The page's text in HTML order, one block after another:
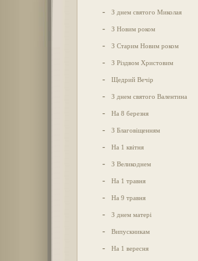
- З днем святого Миколая
- З Новим роком
- З Старим Новим роком
- З Різдвом Христовим
- Щедрий Вечір
- З днем святого Валентина
- На 8 березня
- З Благовіщенням
- На 1 квітня
- З Великоднем
- На 1 травня
- На 9 травня
- З днем матері
- Випускникам
- На 1 вересня